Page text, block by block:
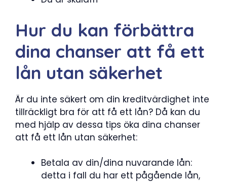
Hur du kan förbättra
dina chanser att få ett
lån utan säkerhet
Är du inte säkert om din kreditvärdighet inte
tillräckligt bra för att få ett lån? Då kan du
med hjälp av dessa tips öka dina chanser
att få ett lån utan säkerhet:
Betala av din/dina nuvarande lån:
detta i fall du har ett pågående lån,